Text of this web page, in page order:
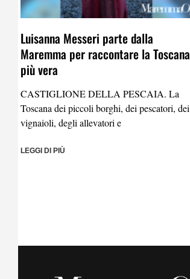
Luisanna Messeri parte dalla
Maremma per raccontare la Toscana
più vera
CASTIGLIONE DELLA PESCAIA. La
Toscana dei piccoli borghi, dei pescatori, dei
vignaioli, degli allevatori e
LEGGI DI PIÙ